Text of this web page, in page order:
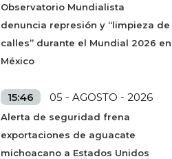
Observatorio Mundialista
denuncia represión y “limpieza de
calles” durante el Mundial 2026 en
México
15:46 05 - AGOSTO - 2026
Alerta de seguridad frena
exportaciones de aguacate
michoacano a Estados Unidos